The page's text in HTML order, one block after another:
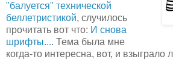
"балуется" технической
беллетристикой, случилось
прочитать вот что: И снова
шрифты.... Тема была мне
когда-то интересна, вот, и взыграло